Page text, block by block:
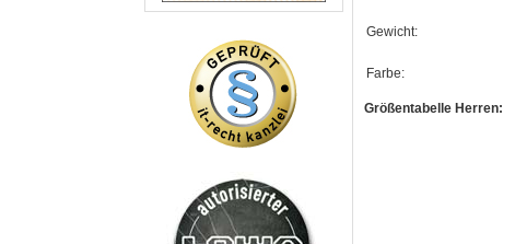
Gewicht:
Farbe:
Größentabelle Herren: